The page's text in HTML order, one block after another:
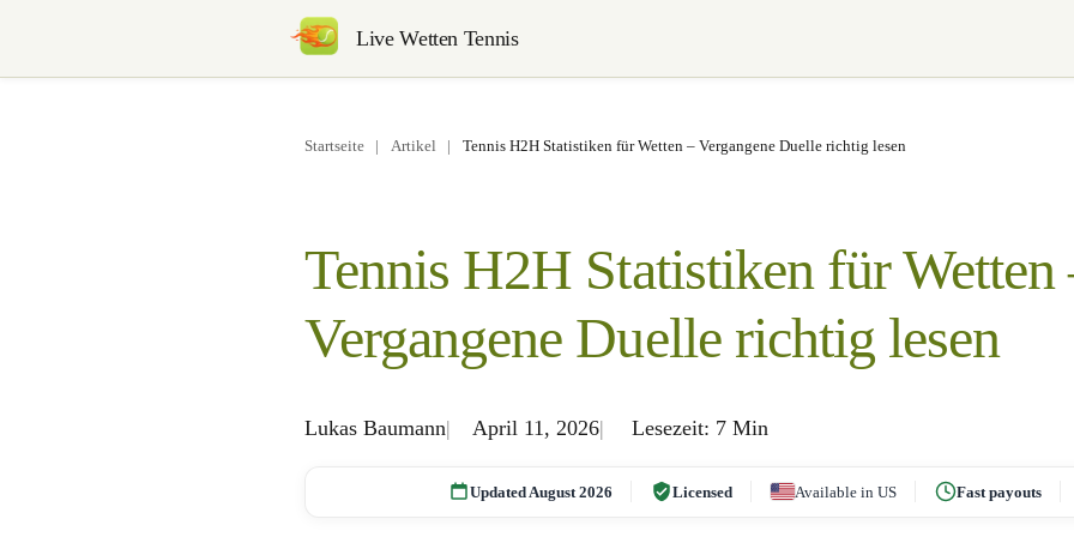
Live Wetten Tennis
Startseite Artikel Tennis H2H Statistiken für Wetten – Vergangene Duelle richtig lesen
Tennis H2H Statistiken für Wetten
Vergangene Duelle richtig lesen
Lukas Baumann April 11, 2026 Lesezeit: 7 Min
Updated August 2026 Licensed Available in US Fast payouts